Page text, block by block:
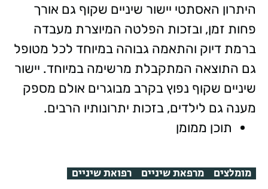
היתרון האסתטי יישור שיניים שקוף גם אורך
פחות זמן, ובזכות הפלטה המיוצרת מעבדה
ברמת דיוק והתאמה גבוהה במיוחד לכל מטופל
גם התוצאה המתקבלת מרשימה במיוחד. יישור
שיניים שקוף נפוץ בקרב מבוגרים אולם מספק
מענה גם לילדים, בזכות יתרונותיו הרבים.
תוכן ממומן
מומלצים מרפאת שיניים רפואת שיניים